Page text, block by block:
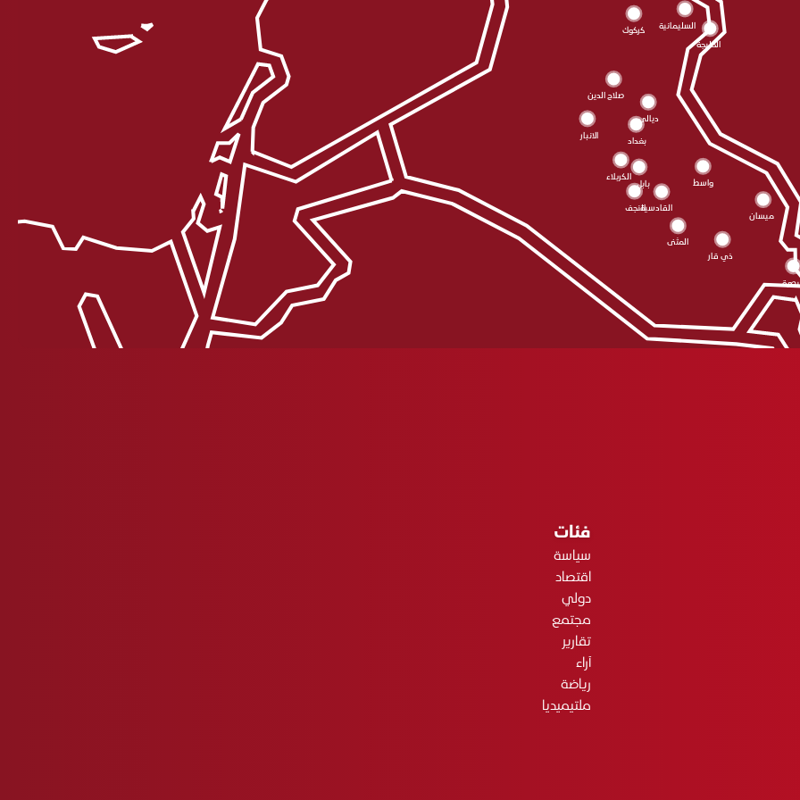
بابل
الحلبجة
السليمانية
كركوك
الانبار
النجف
الکربلاء
بغداد
القادسية
المثنى
ذي قار
ميسان
واسط
ديالى
صلاح الدين
فئات
سياسة
اقتصاد
دولي
مجتمع
تقارير
آراء
رياضة
ملتيميديا